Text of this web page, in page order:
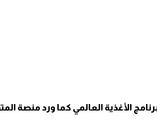
الأغذية العالمي كما ورد منصة